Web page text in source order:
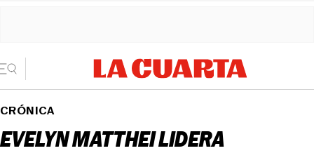
CRÓNICA
EVELYN MATTHEI LIDERA